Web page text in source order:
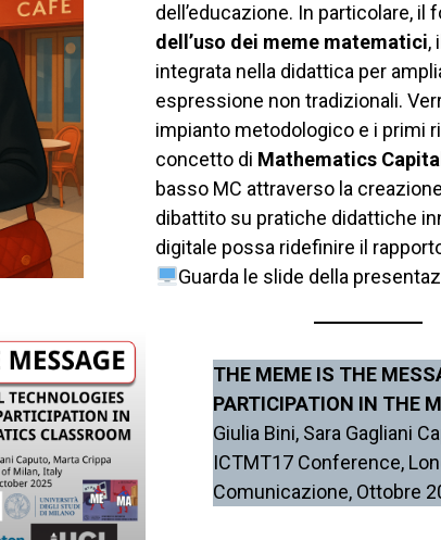
dell’educazione. In particolare, il
dell’uso dei meme matematici,
integrata nella didattica per
espressione non tradizionali.
impianto metodologico e i primi
concetto di Mathematics
basso MC attraverso la
dibattito su pratiche didattiche
digitale possa ridefinire il
Guarda le slide della
THE MEME IS THE
PARTICIPATION IN THE
Giulia Bini, Sara Gagliani
ICTMT17 Conference,
Comunicazione, Ottobre